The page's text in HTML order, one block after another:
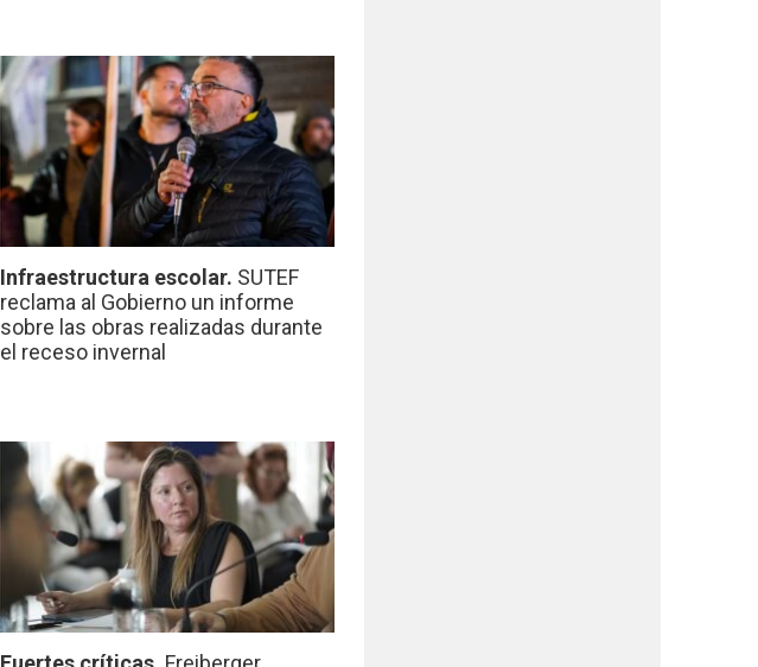
Infraestructura escolar. SUTEF
reclama al Gobierno un informe
sobre las obras realizadas durante
el receso invernal